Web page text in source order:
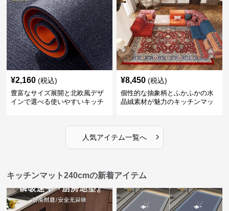
¥2,160 (税込)
豊富なサイズ展開と北欧風デザ
インで選べる使いやすいキッチ
¥8,450 (税込)
個性的な抽象柄とふかふかの水
晶絨素材が魅力のキッチンマッ
人気アイテム一覧へ ›
キッチンマット240cmの新着アイテム